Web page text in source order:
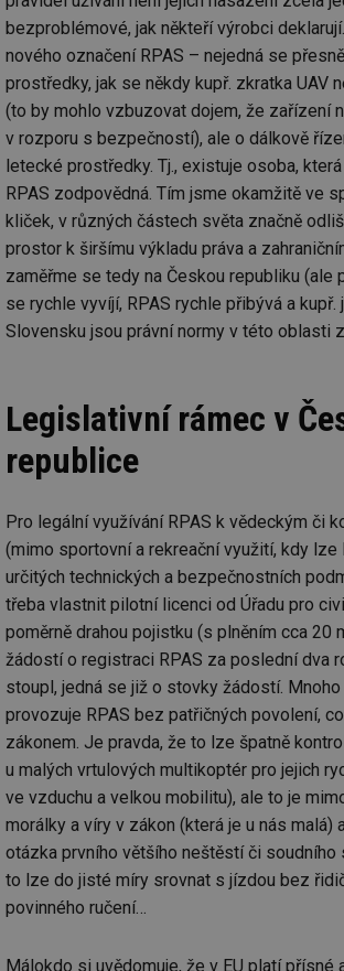
bezproblémové, jak někteří výrobci
nového označení RPAS – nejedná se
prostředky, jak se někdy kupř. zkratka UAV
(to by mohlo vzbuzovat dojem, že zařízení
v rozporu s bezpečností), ale o dálkově
letecké prostředky. Tj., existuje osoba,
RPAS zodpovědná. Tím jsme okamžitě ve
kliček, v různých částech světa značně
prostor k širšímu výkladu práva a
zaměřme se tedy na Českou republiku (ale
se rychle vyvíjí, RPAS rychle přibývá a kupř.
Slovensku jsou právní normy v této oblasti
Legislativní rámec v
republice
Pro legální využívání RPAS k vědeckým či
(mimo sportovní a rekreační využití, kdy lze
určitých technických a bezpečnostních
třeba vlastnit pilotní licenci od Úřadu pro
poměrně drahou pojistku (s plněním cca 20
žádostí o registraci RPAS za poslední dva
stoupl, jedná se již o stovky žádostí.
provozuje RPAS bez patřičných povolení,
zákonem. Je pravda, že to lze špatně
u malých vrtulových multikoptér pro jejich
ve vzduchu a velkou mobilitu), ale to je
morálky a víry v zákon (která je u nás malá)
otázka prvního většího neštěstí či soudního
to lze do jisté míry srovnat s jízdou bez
povinného ručení…
Málokdo si uvědomuje, že v EU platí přísné